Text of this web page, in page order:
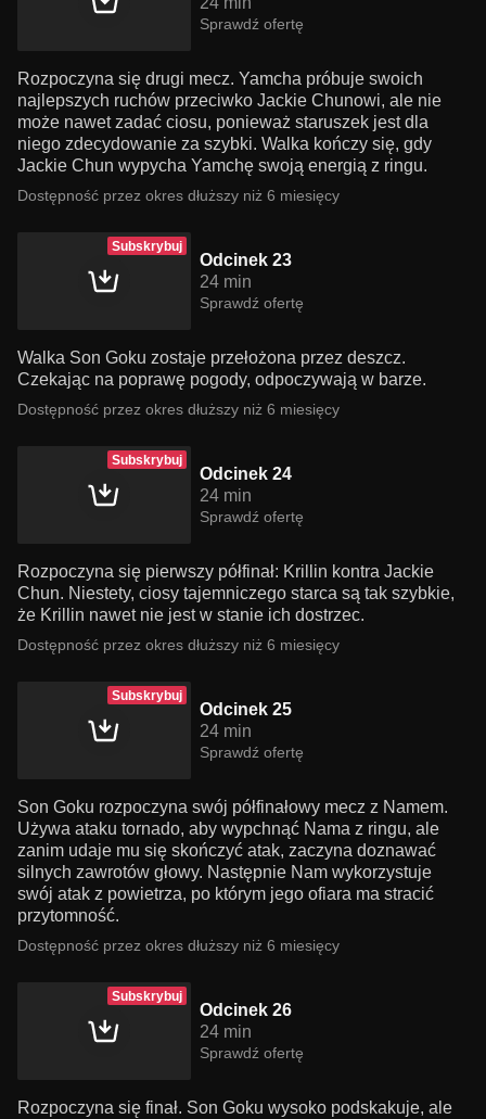
Sprawdź ofertę
Rozpoczyna się drugi mecz. Yamcha próbuje swoich
najlepszych ruchów przeciwko Jackie Chunowi, ale nie
może nawet zadać ciosu, ponieważ staruszek jest dla
niego zdecydowanie za szybki. Walka kończy się, gdy
Jackie Chun wypycha Yamchę swoją energią z ringu.
Dostępność przez okres dłuższy niż 6 miesięcy
Subskrybuj
Odcinek 23
24 min
Sprawdź ofertę
Walka Son Goku zostaje przełożona przez deszcz.
Czekając na poprawę pogody, odpoczywają w barze.
Dostępność przez okres dłuższy niż 6 miesięcy
Subskrybuj
Odcinek 24
24 min
Sprawdź ofertę
Rozpoczyna się pierwszy półfinał: Krillin kontra Jackie
Chun. Niestety, ciosy tajemniczego starca są tak szybkie,
że Krillin nawet nie jest w stanie ich dostrzec.
Dostępność przez okres dłuższy niż 6 miesięcy
Subskrybuj
Odcinek 25
24 min
Sprawdź ofertę
Son Goku rozpoczyna swój półfinałowy mecz z Namem.
Używa ataku tornado, aby wypchnąć Nama z ringu, ale
zanim udaje mu się skończyć atak, zaczyna doznawać
silnych zawrotów głowy. Następnie Nam wykorzystuje
swój atak z powietrza, po którym jego ofiara ma stracić
przytomność.
Dostępność przez okres dłuższy niż 6 miesięcy
Subskrybuj
Odcinek 26
24 min
Sprawdź ofertę
Rozpoczyna się finał. Son Goku wysoko podskakuje, ale